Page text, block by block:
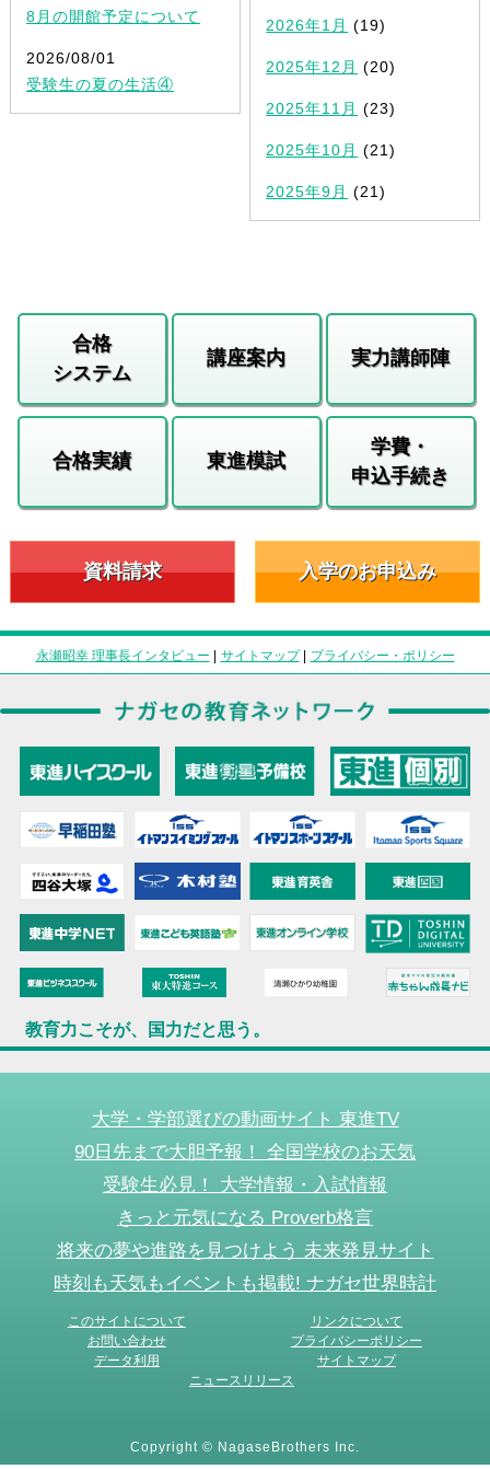
8月の開館予定について
2026/08/01
受験生の夏の生活④
2026年1月 (19)
2025年12月 (20)
2025年11月 (23)
2025年10月 (21)
2025年9月 (21)
合格
システム
講座案内 実力講師陣
合格実績 東進模試
学費・
申込手続き
資料請求 入学のお申込み
永瀬昭幸 理事長インタビュー | サイトマップ| プライバシー・ポリシー
教育力こそが、国力だと思う。
大学・学部選びの動画サイト 東進TV
90日先まで大胆予報！ 全国学校のお天気
受験生必見！ 大学情報・入試情報
きっと元気になる Proverb格言
将来の夢や進路を見つけよう 未来発見サイト
時刻も天気もイベントも掲載! ナガセ世界時計
このサイトについて
リンクについて
お問い合わせ
プライバシーポリシー
データ利用
サイトマップ
ニュースリリース
Copyright © NagaseBrothers Inc.